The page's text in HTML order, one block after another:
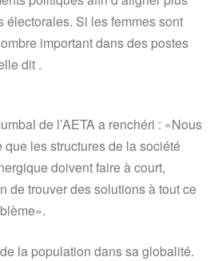
électorales. Si les femmes sont
important dans des postes
dit .
de l’AETA a renchéri : «Nous
que les structures de la société
doivent faire à court,
de trouver des solutions à tout ce
la population dans sa globalité.